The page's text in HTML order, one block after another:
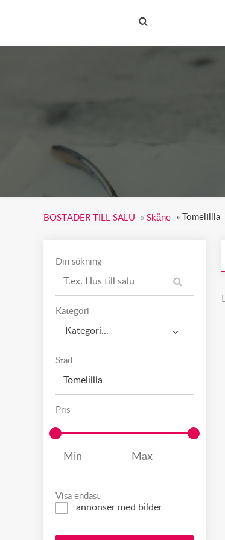
BOSTÄDER TILL SALU » Skåne » Tomelillla
Din sökning
Kategori
Kategori...
Stad
Pris
Visa endast
annonser med bilder